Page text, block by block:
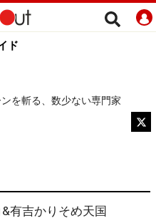
ド
を斬る、数少ない専門家
有吉かりそめ天国